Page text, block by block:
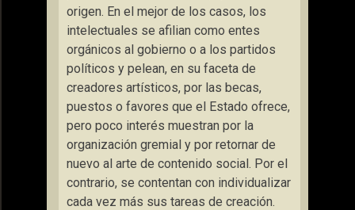
origen. En el mejor de los casos, los
intelectuales se afilian como entes
orgánicos al gobierno o a los partidos
políticos y pelean, en su faceta de
creadores artísticos, por las becas,
puestos o favores que el Estado ofrece,
pero poco interés muestran por la
organización gremial y por retornar de
nuevo al arte de contenido social. Por el
contrario, se contentan con individualizar
cada vez más sus tareas de creación.